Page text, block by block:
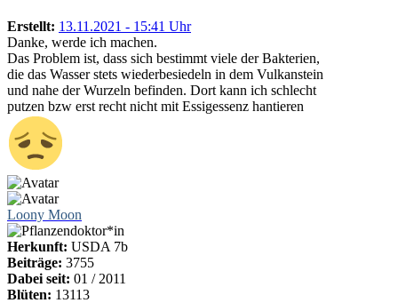
Erstellt: 13.11.2021 - 15:41 Uhr
Danke, werde ich machen.
Das Problem ist, dass sich bestimmt viele der Bakterien,
die das Wasser stets wiederbesiedeln in dem Vulkanstein
und nahe der Wurzeln befinden. Dort kann ich schlecht
putzen bzw erst recht nicht mit Essigessenz hantieren
Loony Moon
Herkunft: USDA 7b
Beiträge: 3755
Dabei seit: 01 / 2011
Blüten: 13113